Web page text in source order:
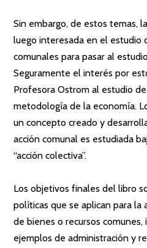
Sin embargo, de estos temas,
luego interesada en el estudio
comunales para pasar al
Seguramente el interés por
Profesora Ostrom al estudio
metodología de la economía.
un concepto creado y
acción comunal es estudiada
“acción colectiva”.
Los objetivos finales del libro
políticas que se aplican para
de bienes o recursos
ejemplos de administración y